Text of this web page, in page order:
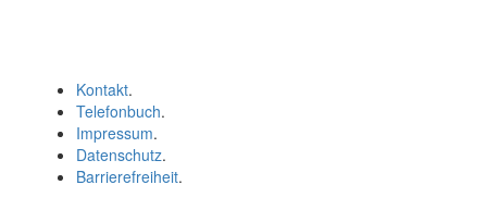
Kontakt.
Telefonbuch.
Impressum.
Datenschutz.
Barrierefreiheit.